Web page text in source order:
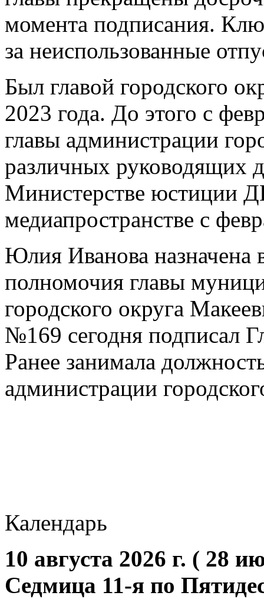
момента подписания.
за неиспользованные
Был главой городского
2023 года. До этого с
главы администрации
различных руководящих
Министерстве юстиции
медиапространстве с
Юлия Иванова
полномочия главы
городского округа
№169 сегодня подписал
Ранее занимала
администрации
Календарь
10 августа 2026 г. ( 28
Седмица 11-я по